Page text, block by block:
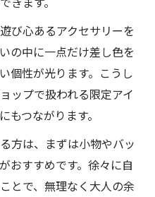
び心あるアクセサリーを
の中に一点だけ差し色を
個性が光ります。こうし
ップで扱われる限定アイ
もつながります。
方は、まずは小物やバッ
おすすめです。徐々に自
とで、無理なく大人の余